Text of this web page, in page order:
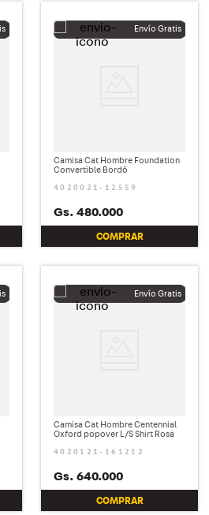
Camisa Cat Hombre Foundation
Convertible Bordó
4020021-12559
Gs. 480.000
COMPRAR
Camisa Cat Hombre Centennial
Oxford popover L/S Shirt Rosa
4020121-161212
Gs. 640.000
COMPRAR